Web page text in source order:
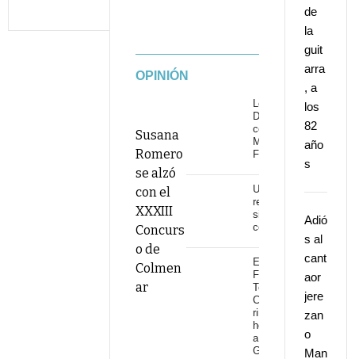
OPINIÓN
Susana
Romero
se alzó
con el
XXXIII
Concurs
o de
Colmen
ar
Los
Delinqüentes
conquistan
Marenostrum
Fuengirola
Una
revolución
sin
continuidad
El
Festival
Torre del
Cante
rinde
homenaje
a
Gonzalo
de
la
guit
arra
, a
los
82
año
s
Adió
s al
cant
aor
jere
zan
o
Man